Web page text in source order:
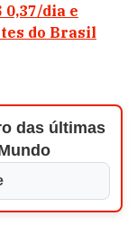
0,37/dia e
do Brasil
das últimas